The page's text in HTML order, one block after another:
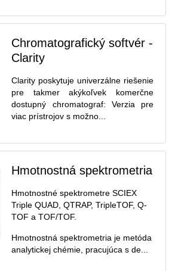
Chromatografický softvér -
Clarity
Clarity poskytuje univerzálne riešenie
pre takmer akýkoľvek komerčne
dostupný chromatograf: Verzia pre
viac prístrojov s možno...
Hmotnostná spektrometria
Hmotnostné spektrometre SCIEX
Triple QUAD, QTRAP, TripleTOF, Q-
TOF a TOF/TOF.
Hmotnostná spektrometria je metóda
analytickej chémie, pracujúca s de...